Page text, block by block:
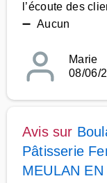
l’écoute des
➖ Aucun
Marie
08/06/
Avis sur
Pâtisserie
MEULAN